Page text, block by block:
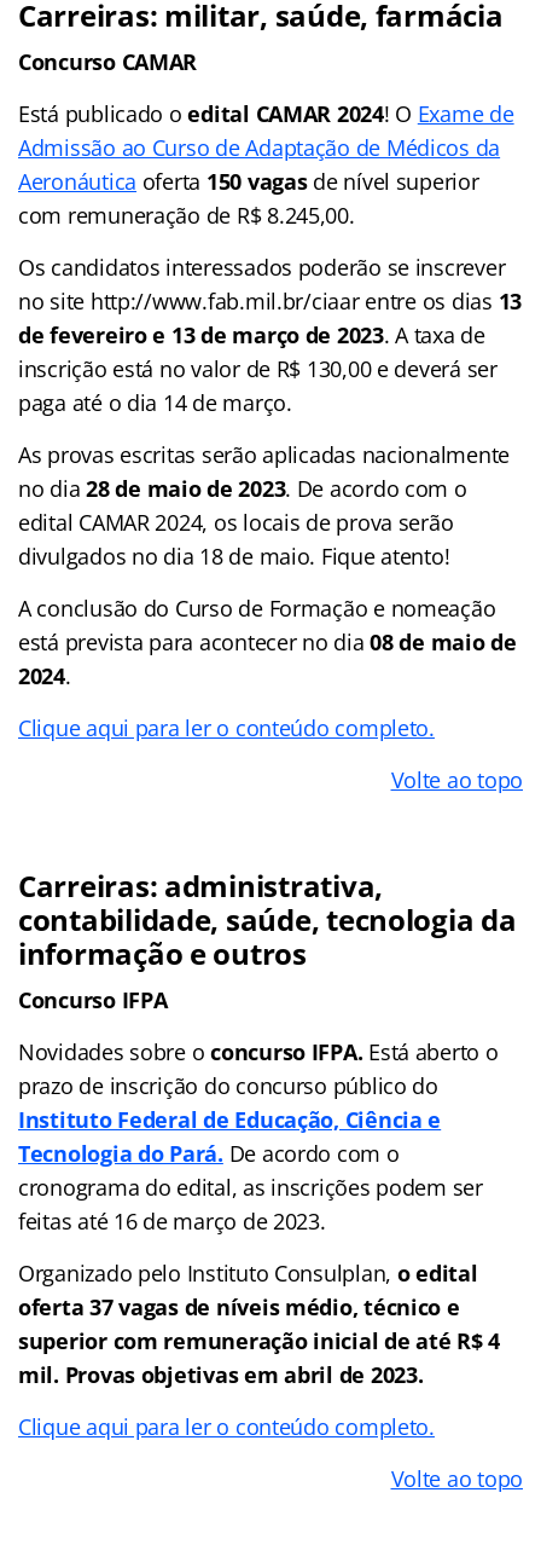
Carreiras: militar, saúde, farmácia
Concurso CAMAR
Está publicado oedital CAMAR 2024! O Exame de
Admissão ao Curso de Adaptação de Médicos da
Aeronáutica oferta 150 vagasde nível superior
com remuneração de R$ 8.245,00.
Os candidatos interessados poderão se inscrever
no site http://www.fab.mil.br/ciaar entre os dias 13
de fevereiro e 13 de março de 2023. A taxa de
inscrição está no valor de R$ 130,00 e deverá ser
paga até o dia 14 de março.
As provas escritas serão aplicadas nacionalmente
no dia 28 de maio de 2023. De acordo com o
edital CAMAR 2024, os locais de prova serão
divulgados no dia 18 de maio. Fique atento!
A conclusão do Curso de Formação e nomeação
está prevista para acontecer no dia08 de maio de
2024.
Clique aqui para ler o conteúdo completo.
Volte ao topo
Carreiras: administrativa,
contabilidade, saúde, tecnologia da
informação e outros
Concurso IFPA
Novidades sobre oconcurso IFPA. Está aberto o
prazo de inscrição do concurso público do
Instituto Federal de Educação, Ciência e
Tecnologia do Pará. De acordo com o
cronograma do edital, as inscrições podem ser
feitas até 16 de março de 2023.
Organizado pelo Instituto Consulplan, o edital
oferta 37 vagas de níveis médio, técnico e
superior com remuneração inicial de até R$ 4
mil. Provas objetivas em abril de 2023.
Clique aqui para ler o conteúdo completo.
Volte ao topo